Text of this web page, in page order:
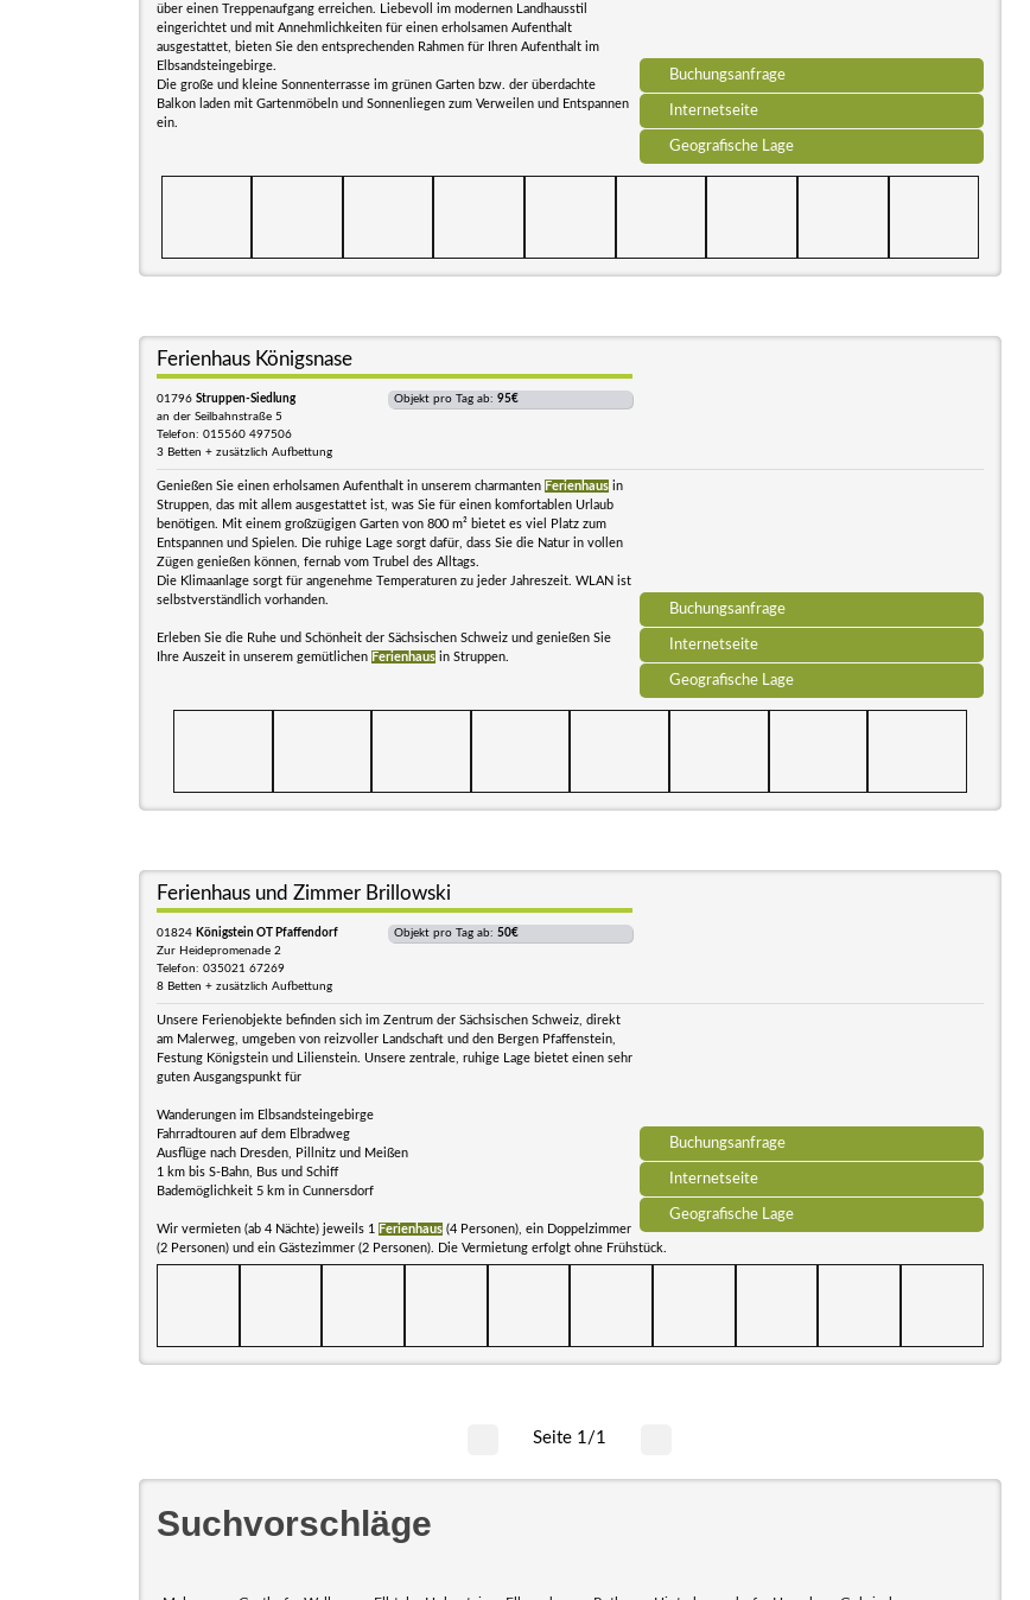
Buchungsanfrage
Internetseite
Geografische Lage
über einen Treppenaufgang erreichen. Liebevoll im modernen Landhausstil
eingerichtet und mit Annehmlichkeiten für einen erholsamen Aufenthalt
ausgestattet, bieten Sie den entsprechenden Rahmen für Ihren Aufenthalt im
Elbsandsteingebirge.
Die große und kleine Sonnenterrasse im grünen Garten bzw. der überdachte
Balkon laden mit Gartenmöbeln und Sonnenliegen zum Verweilen und Entspannen
ein.
Buchungsanfrage
Internetseite
Geografische Lage
Ferienhaus Königsnase
01796 Struppen-Siedlung
an der Seilbahnstraße 5
Telefon: 015560 497506
3 Betten + zusätzlich Aufbettung
Objekt pro Tag ab: 95€
Genießen Sie einen erholsamen Aufenthalt in unserem charmanten Ferienhaus in
Struppen, das mit allem ausgestattet ist, was Sie für einen komfortablen Urlaub
benötigen. Mit einem großzügigen Garten von 800 m² bietet es viel Platz zum
Entspannen und Spielen. Die ruhige Lage sorgt dafür, dass Sie die Natur in vollen
Zügen genießen können, fernab vom Trubel des Alltags.
Die Klimaanlage sorgt für angenehme Temperaturen zu jeder Jahreszeit. WLAN ist
selbstverständlich vorhanden.
Erleben Sie die Ruhe und Schönheit der Sächsischen Schweiz und genießen Sie
Ihre Auszeit in unserem gemütlichen Ferienhaus in Struppen.
Buchungsanfrage
Internetseite
Geografische Lage
Ferienhaus und Zimmer Brillowski
01824 Königstein OT Pfaffendorf
Zur Heidepromenade 2
Telefon: 035021 67269
8 Betten + zusätzlich Aufbettung
Objekt pro Tag ab: 50€
Unsere Ferienobjekte befinden sich im Zentrum der Sächsischen Schweiz, direkt
am Malerweg, umgeben von reizvoller Landschaft und den Bergen Pfaffenstein,
Festung Königstein und Lilienstein. Unsere zentrale, ruhige Lage bietet einen sehr
guten Ausgangspunkt für
Wanderungen im Elbsandsteingebirge
Fahrradtouren auf dem Elbradweg
Ausflüge nach Dresden, Pillnitz und Meißen
1 km bis S-Bahn, Bus und Schiff
Bademöglichkeit 5 km in Cunnersdorf
Wir vermieten (ab 4 Nächte) jeweils 1 Ferienhaus (4 Personen), ein Doppelzimmer
(2 Personen) und ein Gästezimmer (2 Personen). Die Vermietung erfolgt ohne Frühstück.
Seite 1/1
Suchvorschläge